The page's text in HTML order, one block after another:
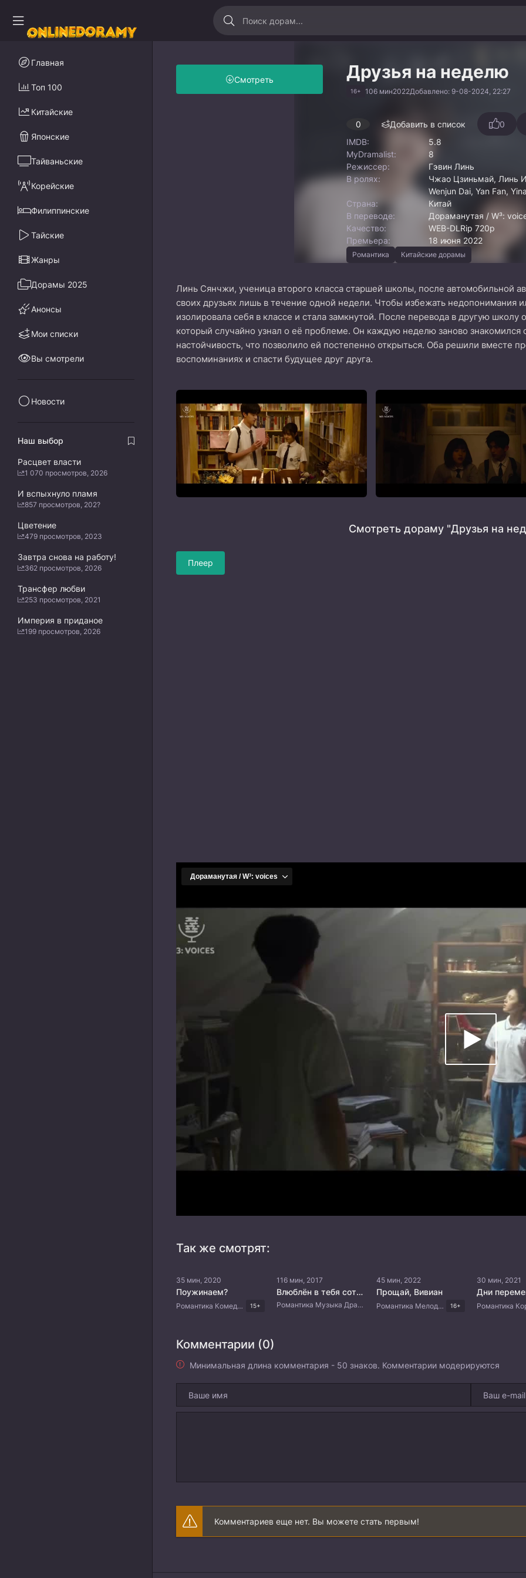
Друзья на неделю
16+ 106 мин2022Добавлено: 9-08-2024, 22:27
Смотреть
0 Добавить в список 0
IMDB:
5.8
MyDramalist:
8
Режиссер:
Гэвин Линь
В ролях:
Чжао Цзиньмай, Линь
Wenjun Dai, Yan Fan,
Страна:
Китай
В переводе:
Дораманутая / W³:
Качество:
WEB-DLRip 720p
Премьера:
18 июня 2022
Романтика Китайские дорамы
Линь Сянчжи, ученица второго класса старшей школы, после автомобильной
своих друзьях лишь в течение одной недели. Чтобы избежать
изолировала себя в классе и стала замкнутой. После перевода в другую
который случайно узнал о её проблеме. Он каждую неделю заново знакомился
настойчивость, что позволило ей постепенно открыться. Оба решили вместе
воспоминаниях и спасти будущее друг друга.
Смотреть дораму "Друзья на
Плеер
Так же смотрят:
35 мин, 2020
Поужинаем?
Романтика Комедия Драма Корейские дорамы 15+
116 мин, 2017
Влюблён в тебя сотый раз
Романтика Музыка Драма Японские дорамы
45 мин, 2022
Прощай, Вивиан
Романтика Мелодрама Китайские дорамы 16+
30 мин, 2021
Дни
Комментарии (0)
Минимальная длина комментария - 50 знаков. Комментарии модерируются
Комментариев еще нет. Вы можете стать первым!
Главная
Топ 100
Китайские
Японские
Тайваньские
Корейские
Филиппинские
Тайские
Жанры
Дорамы 2025
Анонсы
Мои списки
Вы смотрели
Новости
Наш выбор
Расцвет власти
1 070 просмотров, 2026
И вспыхнуло пламя
857 просмотров, 202?
Цветение
479 просмотров, 2023
Завтра снова на работу!
362 просмотров, 2026
Трансфер любви
253 просмотров, 2021
Империя в приданое
199 просмотров, 2026